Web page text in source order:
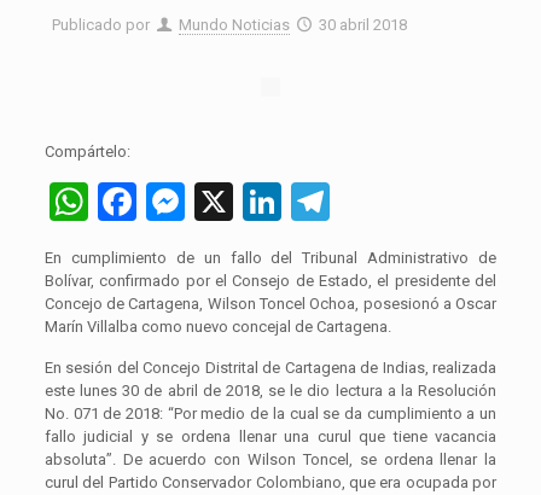
Publicado por Mundo Noticias 30 abril 2018
Compártelo:
WhatsApp
Facebook
Messenger
X LinkedIn
En cumplimiento de un fallo del Tribunal Administrativo de
Bolívar, confirmado por el Consejo de Estado, el presidente del
Concejo de Cartagena, Wilson Toncel Ochoa, posesionó a Oscar
Marín Villalba como nuevo concejal de Cartagena.
En sesión del Concejo Distrital de Cartagena de Indias, realizada
este lunes 30 de abril de 2018, se le dio lectura a la Resolución
No. 071 de 2018: “Por medio de la cual se da cumplimiento a un
fallo judicial y se ordena llenar una curul que tiene vacancia
absoluta”. De acuerdo con Wilson Toncel, se ordena llenar la
curul del Partido Conservador Colombiano, que era ocupada por